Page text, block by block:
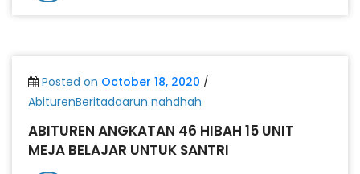
Posted on October 18, 2020 /
AbiturenBeritadaarun nahdhah
ABITUREN ANGKATAN 46 HIBAH 15 UNIT
MEJA BELAJAR UNTUK SANTRI